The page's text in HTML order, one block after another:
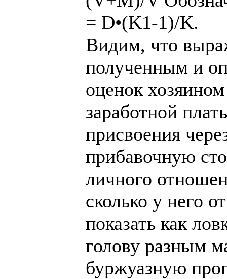
= D•(K1-1)/K.
Видим, что
полученным и
оценок
заработной
присвоения
прибавочную
личного
сколько у него
показать как
голову разным
буржуазную